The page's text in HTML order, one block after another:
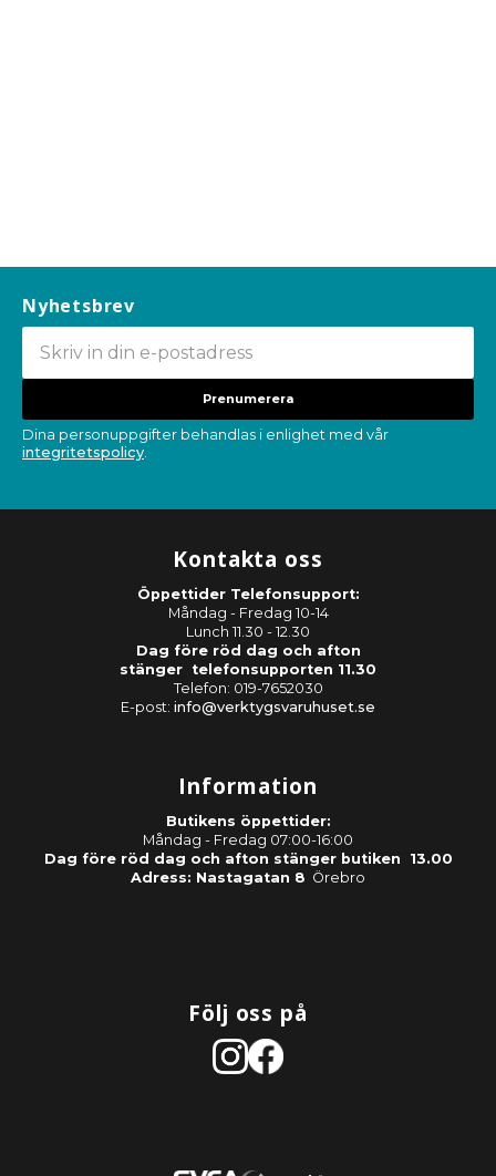
Nyhetsbrev
Prenumerera
Dina personuppgifter behandlas i enlighet med vår
integritetspolicy.
Kontakta oss
Öppettider Telefonsupport:
Måndag - Fredag 10-14
Lunch 11.30 - 12.30
Dag före röd dag och afton
stänger telefonsupporten 11.30
Telefon: 019-7652030
E-post: info@verktygsvaruhuset.se
Information
Butikens öppettider:
Måndag - Fredag 07:00-16:00
Dag före röd dag och afton stänger butiken 13.00
Adress: Nastagatan 8 Örebro
Följ oss på